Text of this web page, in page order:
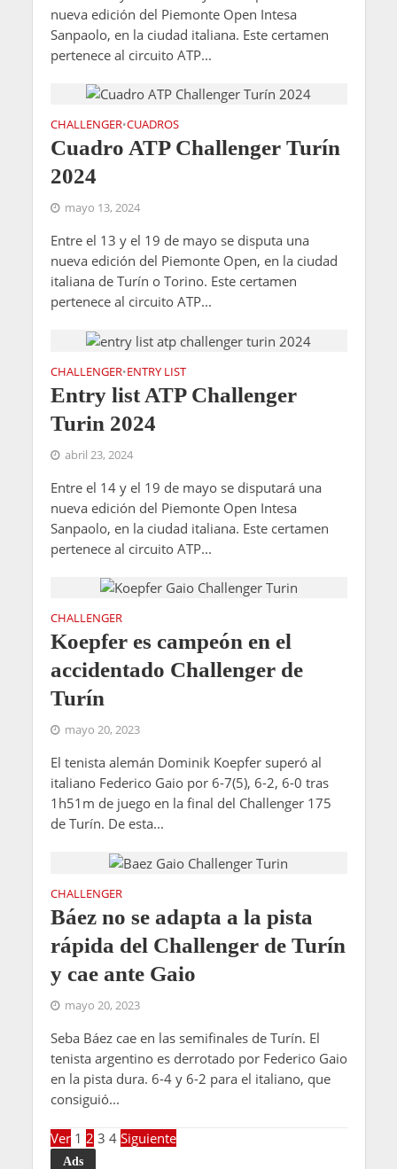
nueva edición del Piemonte Open Intesa
Sanpaolo, en la ciudad italiana. Este certamen
pertenece al circuito ATP...
CHALLENGER•CUADROS
Cuadro ATP Challenger Turín
2024
mayo 13, 2024
Entre el 13 y el 19 de mayo se disputa una
nueva edición del Piemonte Open, en la ciudad
italiana de Turín o Torino. Este certamen
pertenece al circuito ATP...
CHALLENGER•ENTRY LIST
Entry list ATP Challenger
Turin 2024
abril 23, 2024
Entre el 14 y el 19 de mayo se disputará una
nueva edición del Piemonte Open Intesa
Sanpaolo, en la ciudad italiana. Este certamen
pertenece al circuito ATP...
CHALLENGER
Koepfer es campeón en el
accidentado Challenger de
Turín
mayo 20, 2023
El tenista alemán Dominik Koepfer superó al
italiano Federico Gaio por 6-7(5), 6-2, 6-0 tras
1h51m de juego en la final del Challenger 175
de Turín. De esta...
CHALLENGER
Báez no se adapta a la pista
rápida del Challenger de Turín
y cae ante Gaio
mayo 20, 2023
Seba Báez cae en las semifinales de Turín. El
tenista argentino es derrotado por Federico Gaio
en la pista dura. 6-4 y 6-2 para el italiano, que
consiguió...
Ver 1 2 3 4 Siguiente
Ads